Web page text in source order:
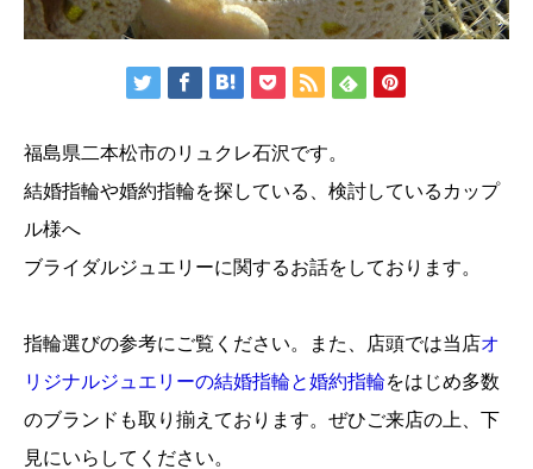
福島県二本松市のリュクレ石沢です。
結婚指輪や婚約指輪を探している、検討しているカップ
ル様へ
ブライダルジュエリーに関するお話をしております。
指輪選びの参考にご覧ください。また、店頭では当店オ
リジナルジュエリーの結婚指輪と婚約指輪をはじめ多数
のブランドも取り揃えております。ぜひご来店の上、下
見にいらしてください。